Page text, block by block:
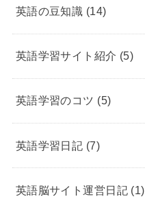
英語の豆知識 (14)
英語学習サイト紹介 (5)
英語学習のコツ (5)
英語学習日記 (7)
英語脳サイト運営日記 (1)